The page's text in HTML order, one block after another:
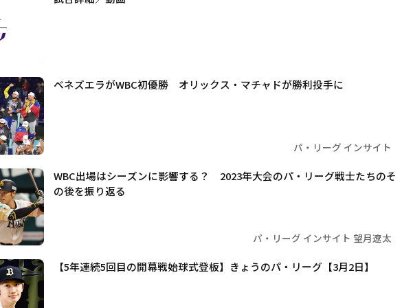
ベネズエラがWBC初優勝 オリックス・マチャドが勝利投手に
パ・リーグ インサイト
WBC出場はシーズンに影響する？ 2023年大会のパ・リーグ戦士たちのそ
の後を振り返る
パ・リーグ インサイト 望月遼太
【5年連続5回目の開幕戦始球式登板】きょうのパ・リーグ【3月2日】